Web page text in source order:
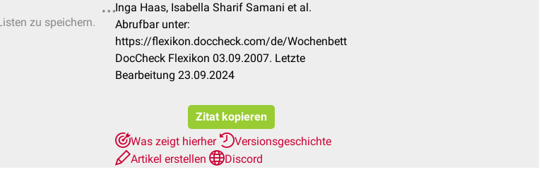
zu speichern.
Inga Haas, Isabella Sharif Samani et al.
Abrufbar unter:
https://flexikon.doccheck.com/de/Wochenbett
DocCheck Flexikon 03.09.2007. Letzte
Bearbeitung 23.09.2024
Zitat kopieren
Was zeigt hierher
Versionsgeschichte
Artikel erstellen
Discord